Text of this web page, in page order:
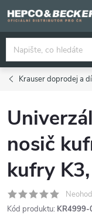
na
obsah
Krauser doprodej a
nosič
kufry
Kód produktu: